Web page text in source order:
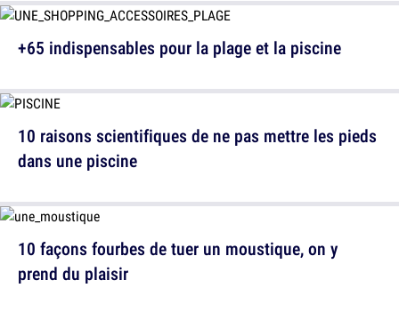
10 raisons scientifiques de ne pas mettre les pieds
dans une piscine
+65 indispensables pour la plage et la piscine
10 façons fourbes de tuer un moustique, on y
prend du plaisir